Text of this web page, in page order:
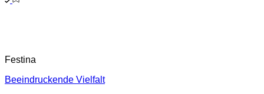
Festina
Beeindruckende Vielfalt